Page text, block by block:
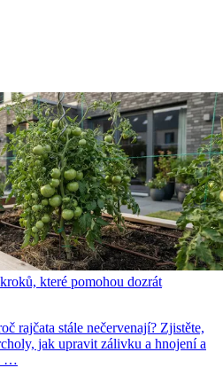
které pomohou dozrát
rajčata stále nečervenají? Zjistěte,
jak upravit zálivku a hnojení a
…